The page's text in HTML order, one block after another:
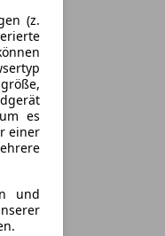
(z.
es
einer
und